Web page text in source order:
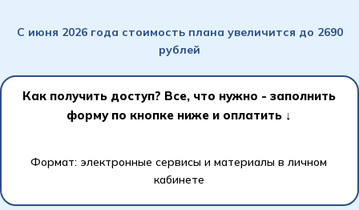
С июня 2026 года стоимость плана увеличится до 2690
рублей
Как получить доступ? Все, что нужно - заполнить
форму по кнопке ниже и оплатить ↓
Формат: электронные сервисы и материалы в личном
кабинете